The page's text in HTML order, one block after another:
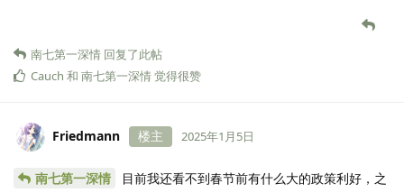
南七第一深情 回复了此帖
Cauch 和 南七第一深情觉得很赞
Friedmann 楼主 2025年1月5日
南七第一深情
目前我还看不到春节前有什么大的政策利好，之